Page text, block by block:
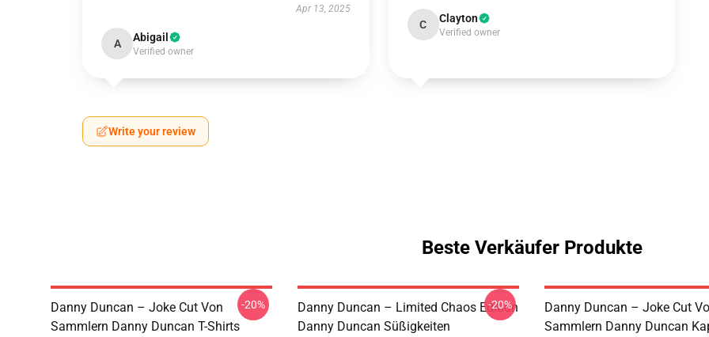
Apr 13, 2025
A Abigail
Verified owner
C Clayton
Verified owner
Write your review
Beste Verkäufer Produkte
Danny Duncan – Joke Cut Von
Sammlern Danny Duncan T-Shirts
-20%
Danny Duncan – Limited Chaos Edition
Danny Duncan Süßigkeiten
-20%
Danny Duncan – Joke Cut
Sammlern Danny Duncan